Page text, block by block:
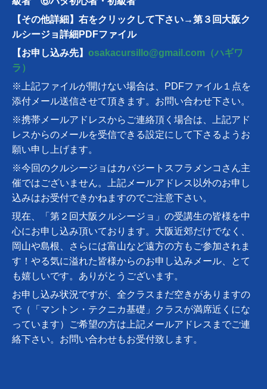
【その他詳細】右をクリックして下さい→第３回大阪ク
ルシージョ詳細PDFファイル
【お申し込み先】 osakacursillo@gmail.com（ハギワ
ラ）
※上記ファイルが開けない場合は、PDFファイル１点を
添付メール送信させて頂きます。お問い合わせ下さい。
※携帯メールアドレスからご連絡頂く場合は、上記アド
レスからのメールを受信できる設定にして下さるようお
願い申し上げます。
※今回のクルシージョはカバジートスフラメンコさん主
催ではございません。上記メールアドレス以外のお申し
込みはお受付できかねますのでご注意下さい。
現在、「第２回大阪クルシージョ」の受講生の皆様を中
心にお申し込み頂いております。大阪近郊だけでなく、
岡山や島根、さらには富山など遠方の方もご参加されま
す！やる気に溢れた皆様からのお申し込みメール、とて
も嬉しいです。ありがとうございます。
お申し込み状況ですが、全クラスまだ空きがありますの
で（「マントン・テクニカ基礎」クラスが満席近くにな
っています）ご希望の方は上記メールアドレスまでご連
絡下さい。お問い合わせもお受付致します。